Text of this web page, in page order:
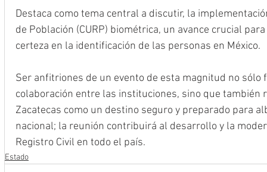
Destaca como tema central a discutir, la
de Población (CURP) biométrica, un avance crucial
certeza en la identificación de las personas en México.
Ser anfitriones de un evento de esta magnitud no sólo
colaboración entre las instituciones, sino que también
Zacatecas como un destino seguro y preparado para
nacional; la reunión contribuirá al desarrollo y la
Registro Civil en todo el país.
Estado